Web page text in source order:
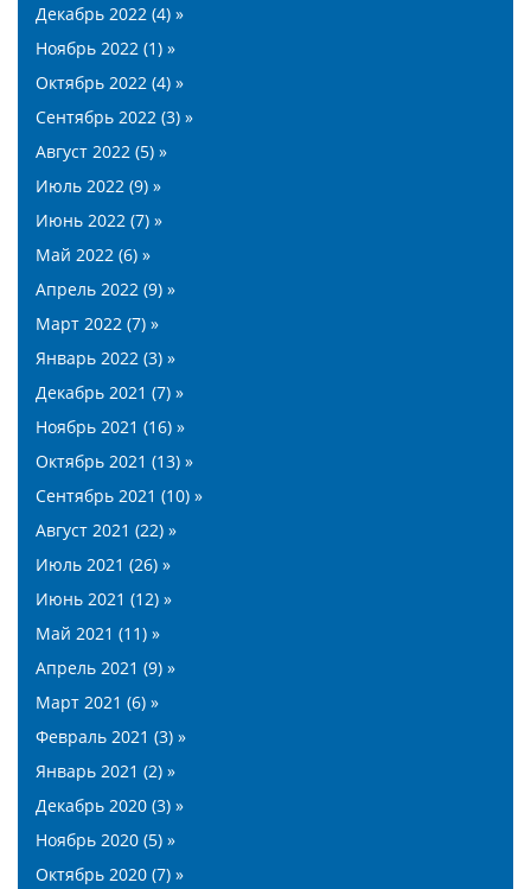
Декабрь 2022 (4) »
Ноябрь 2022 (1) »
Октябрь 2022 (4) »
Сентябрь 2022 (3) »
Август 2022 (5) »
Июль 2022 (9) »
Июнь 2022 (7) »
Май 2022 (6) »
Апрель 2022 (9) »
Март 2022 (7) »
Январь 2022 (3) »
Декабрь 2021 (7) »
Ноябрь 2021 (16) »
Октябрь 2021 (13) »
Сентябрь 2021 (10) »
Август 2021 (22) »
Июль 2021 (26) »
Июнь 2021 (12) »
Май 2021 (11) »
Апрель 2021 (9) »
Март 2021 (6) »
Февраль 2021 (3) »
Январь 2021 (2) »
Декабрь 2020 (3) »
Ноябрь 2020 (5) »
Октябрь 2020 (7) »